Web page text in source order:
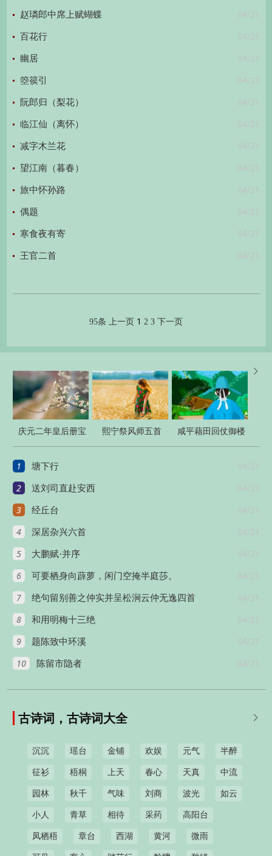
04/21
赵璘郎中席上赋蝴蝶
04/21
百花行
04/21
幽居
04/21
箜篌引
04/21
阮郎归（梨花）
04/21
临江仙（离怀）
04/21
减字木兰花
04/21
望江南（暮春）
04/21
旅中怀孙路
04/21
偶题
04/21
寒食夜有寄
04/21
王官二首
95条 上一页 1 2 3 下一页

庆元二年皇后册宝
十三首
熙宁祭风师五首
咸平藉田回仗御楼
二首
1 04/21
塘下行
2 04/21
送刘司直赴安西
3 04/21
经丘台
4 04/21
深居杂兴六首
5 04/21
大鹏赋·并序
6 04/21
可要栖身向薜萝，闲门空掩半庭莎。
7 04/21
绝句留别善之仲实并呈松涧云仲无逸四首
8 04/21
和用明梅十三绝
9 04/21
题陈致中环溪
10 04/21
陈留市隐者

古诗词，古诗词大全
沉沉 瑶台 金铺 欢娱 元气 半醉
征衫 梧桐 上天 春心 天真 中流
园林 秋千 气味 刘商 波光 如云
小人 青草 相待 采药 高阳台
凤栖梧 章台 西湖 黄河 微雨